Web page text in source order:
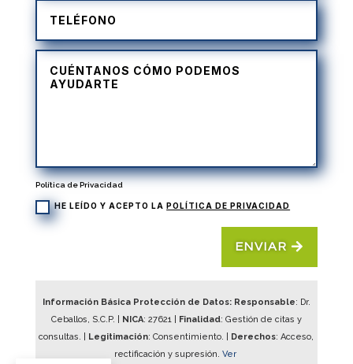
Política de Privacidad
HE LEÍDO Y ACEPTO LA POLÍTICA DE PRIVACIDAD
ENVIAR
Información Básica Protección de Datos: Responsable: Dr.
Ceballos, S.C.P. |
NICA: 27621| Finalidad: Gestión de citas y
consultas. |
Legitimación: Consentimiento. | Derechos: Acceso,
rectificación y supresión. Ver